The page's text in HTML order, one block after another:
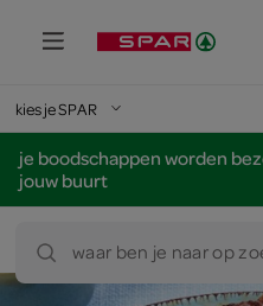
kies je SPAR
je boodschappen worden
jouw buurt
waar ben je naar op